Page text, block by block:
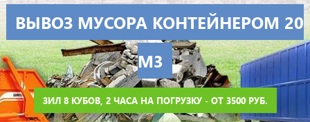
ВЫВОЗ МУСОРА КОНТЕЙНЕРОМ 20
М3
ЗИЛ 8 КУБОВ, 2 ЧАСА НА ПОГРУЗКУ - ОТ 3500 РУБ.